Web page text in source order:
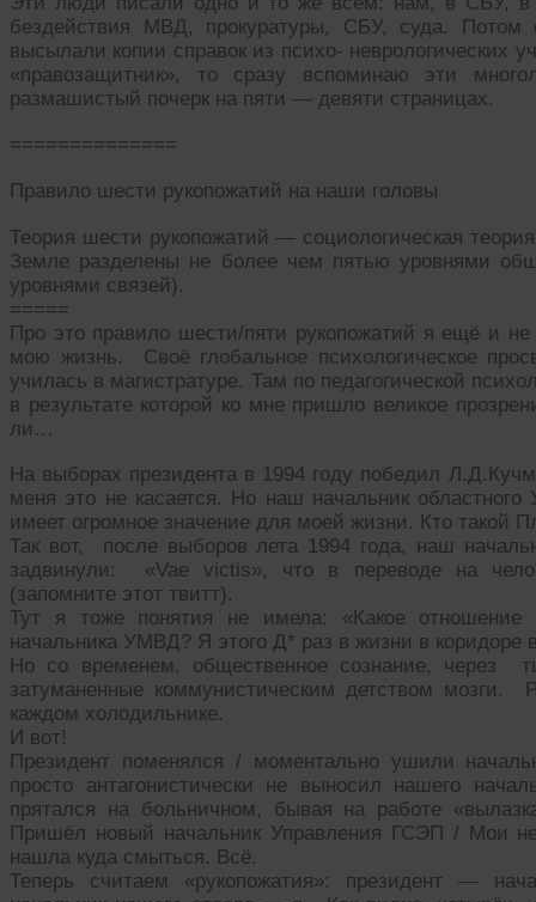
бездействия МВД, прокуратуры, СБУ, суда.
высылали копии справок из психо- неврологических
«правозащитник», то сразу вспоминаю эти
размашистый почерк на пяти — девяти страницах.
==============
Правило шести рукопожатий на наши головы
Теория шести рукопожатий — социологическая
Земле разделены не более чем пятью уровнями
уровнями связей).
=====
Про это правило шести/пяти рукопожатий я ещё и
мою жизнь. Своё глобальное психологическое
училась в магистратуре. Там по педагогической
в результате которой ко мне пришло великое
ли…
На выборах президента в 1994 году победил
меня это не касается. Но наш начальник
имеет огромное значение для моей жизни. Кто
Так вот, после выборов лета 1994 года, наш
задвинули: «Vae victis», что в переводе на
(запомните этот твитт).
Тут я тоже понятия не имела: «Какое
начальника УМВД? Я этого Д* раз в жизни в коридоре
Но со временем, общественное сознание, через
затуманенные коммунистическим детством мозги.
каждом холодильнике.
И вот!
Президент поменялся / моментально ушили
просто антагонистически не выносил нашего
прятался на больничном, бывая на работе
Пришёл новый начальник Управления ГСЭП / Мои
нашла куда смыться. Всё.
Теперь считаем «рукопожатия»: президент —